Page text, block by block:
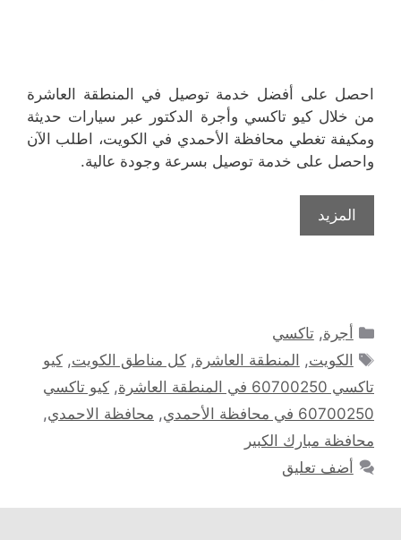
احصل على أفضل خدمة توصيل في المنطقة العاشرة
من خلال كيو تاكسي وأجرة الدكتور عبر سيارات حديثة
ومكيفة تغطي محافظة الأحمدي في الكويت، اطلب الآن
واحصل على خدمة توصيل بسرعة وجودة عالية.
المزيد
التصنيفات
أجرة,تاكسي
الوسوم
الكويت, المنطقة العاشرة,كل مناطق الكويت,كيو
تاكسي 60700250 في المنطقة العاشرة
, كيو تاكسي
60700250 في محافظة الأحمدي
, محافظة الاحمدي,
محافظة مبارك الكبير
أضف تعليق